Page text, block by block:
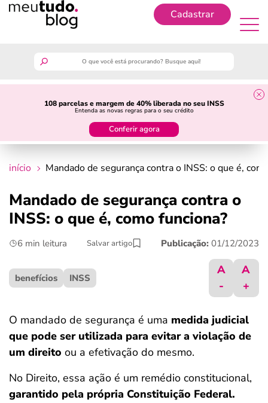
Cadastrar
108 parcelas e margem de 40% liberada no seu INSS
Entenda as novas regras para o seu crédito
Conferir agora
guia do trabalhador
crédito fácil
últimas notícias
ferramentas
início Mandado de segurança contra o INSS: o que é,
Mandado de segurança contra o
INSS: o que é, como funciona?
6 min leitura Salvar artigo Publicação: 01/12/2023
benefícios INSS
A
-
A
+
O mandado de segurança é uma medida judicial
que pode ser utilizada para evitar a violação de
um direito ou a efetivação do mesmo.
No Direito, essa ação é um remédio constitucional,
garantido pela própria Constituição Federal.